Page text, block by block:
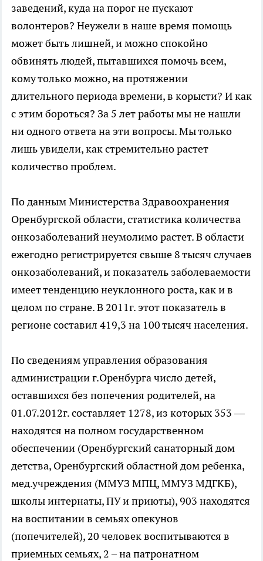
заведений, куда на порог не пускают
волонтеров? Неужели в наше время помощь
может быть лишней, и можно спокойно
обвинять людей, пытавшихся помочь всем,
кому только можно, на протяжении
длительного периода времени, в корысти? И как
с этим бороться? За 5 лет работы мы не нашли
ни одного ответа на эти вопросы. Мы только
лишь увидели, как стремительно растет
количество проблем.
По данным Министерства Здравоохранения
Оренбургской области, статистика количества
онкозаболеваний неумолимо растет. В области
ежегодно регистрируется свыше 8 тысяч случаев
онкозаболеваний, и показатель заболеваемости
имеет тенденцию неуклонного роста, как и в
целом по стране. В 2011г. этот показатель в
регионе составил 419,3 на 100 тысяч населения.
По сведениям управления образования
администрации г.Оренбурга число детей,
оставшихся без попечения родителей, на
01.07.2012г. составляет 1278, из которых 353 —
находятся на полном государственном
обеспечении (Оренбургский санаторный дом
детства, Оренбургский областной дом ребенка,
мед.учреждения (ММУЗ МПЦ, ММУЗ МДГКБ),
школы интернаты, ПУ и приюты), 903 находятся
на воспитании в семьях опекунов
(попечителей), 20 человек воспитываются в
приемных семьях, 2 – на патронатном